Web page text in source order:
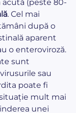
(peste 80-
. Cel mai
după o
aparent
o enteroviroză.
sunt
sau
poate fi
mult mai
unei